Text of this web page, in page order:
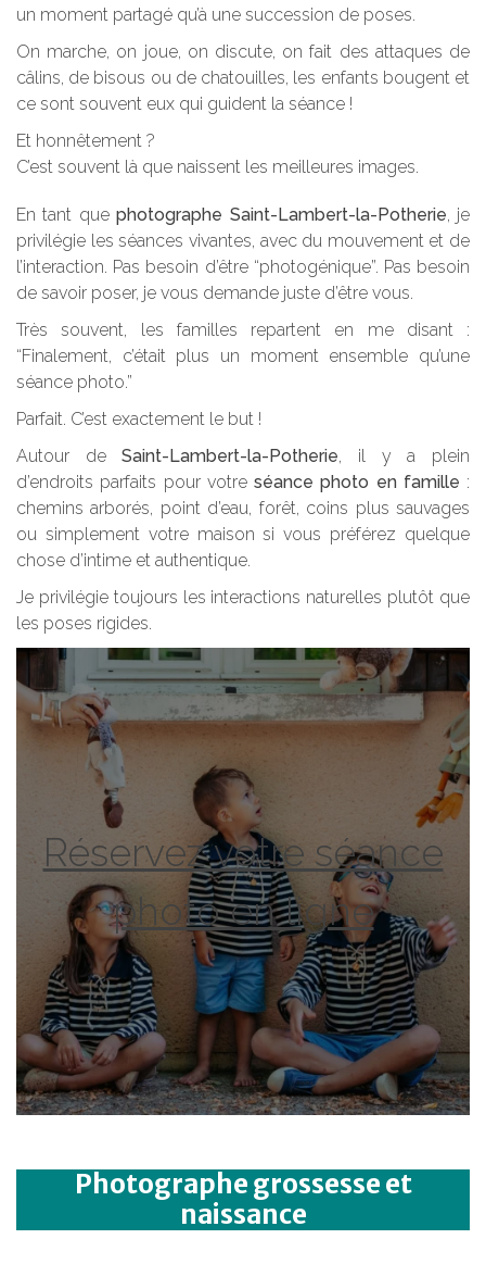
un moment partagé qu’à une succession de poses.
On marche, on joue, on discute, on fait des attaques de
câlins, de bisous ou de chatouilles, les enfants bougent et
ce sont souvent eux qui guident la séance !
Et honnêtement ?
C’est souvent là que naissent les meilleures images.
En tant quephotographe Saint-Lambert-la-Potherie , je
privilégie les séances vivantes, avec du mouvement et de
l’interaction. Pas besoin d’être “photogénique”. Pas besoin
de savoir poser, je vous demande juste d’être vous.
Très souvent, les familles repartent en me disant :
“Finalement, c’était plus un moment ensemble qu’une
séance photo.”
Parfait. C’est exactement le but !
Autour deSaint-Lambert-la-Potherie , il y a plein
d’endroits parfaits pour votre séance photo en famille :
chemins arborés, point d’eau, forêt, coins plus sauvages
ou simplement votre maison si vous préférez quelque
chose d’intime et authentique.
Je privilégie toujours les interactions naturelles plutôt que
les poses rigides.
Réservez votre séance
photo en ligne
Photographe grossesse et
naissance